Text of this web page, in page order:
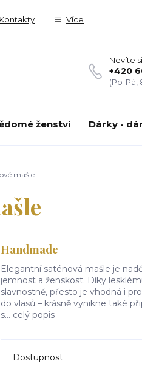
Kontakty Více
Nevíte
+420
(Po-Pá,
ženství Dárky -
mašle
Handmade
Elegantní saténová mašle je
jemnost a ženskost. Díky
slavnostně, přesto je vhodná i
do vlasů – krásně vynikne také
s... celý popis
Dostupnost